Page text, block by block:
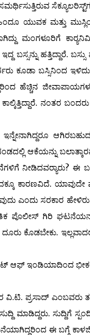
ಯುವಕ ಮತ್ತು
ಮಂಗಳೂರಿಗೆ
ಬಸ್ಸನ್ನು ಹತ್ತಿದ್ದಾರೆ.
ಕೂಡಾ ಬಸ್ಸಿನಿಂದ
ಹೆಚ್ಚಿನ
ನಂತರ ಬಂದರು
ಆಕೆಯನ್ನು
ನೀಡಿದವರ್‍ಯಾರು? ಈ
ಕಾರಣವಿದೆ. ಯಾವುದೇ
ಎಂದು ಸರಕಾರ
ಪೊಲೀಸ್ ಗಿರಿ
ದೂರು ಕೊಡಬೇಕು.
ಆಫ್ ಇಂಡಿಯಾದಿಂದ
ವಿ.ಟಿ. ಪ್ರಸಾದ್ ಎಂಬವರು
ಮಾಡಿದ್ದರು. ಸುದ್ದಿಗೆ
ಈ ಬಗ್ಗೆ